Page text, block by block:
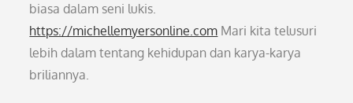
biasa dalam seni lukis.
https://michellemyersonline.com Mari kita telusuri
lebih dalam tentang kehidupan dan karya-karya
briliannya.